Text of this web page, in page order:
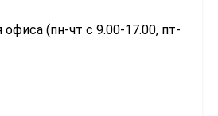
(пн-чт с 9.00-17.00, пт-